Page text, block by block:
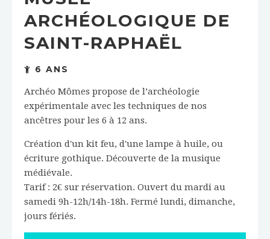
ARCHÉOLOGIQUE DE
SAINT-RAPHAËL
6 ANS
Archéo Mômes propose de l’archéologie
expérimentale avec les techniques de nos
ancêtres pour les 6 à 12 ans.
Création d'un kit feu, d'une lampe à huile, ou
écriture gothique. Découverte de la musique
médiévale.
Tarif : 2€ sur réservation. Ouvert du mardi au
samedi 9h-12h/14h-18h. Fermé lundi, dimanche,
jours fériés.